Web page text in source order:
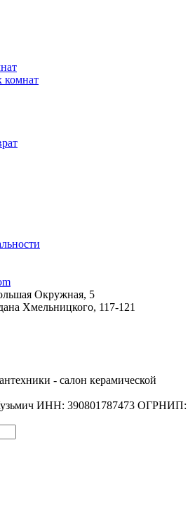
комнат
Окружная, 5
Хмельницкого, 117-121
- салон керамической
ИНН: 390801787473 ОГРНИП: